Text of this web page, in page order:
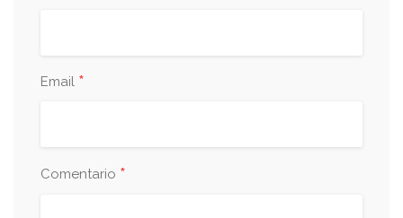
Email *
Comentario *